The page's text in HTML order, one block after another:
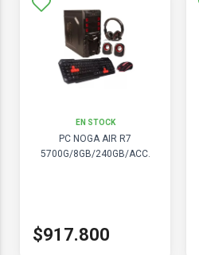
EN STOCK
PC NOGA AIR R7
5700G/8GB/240GB/ACC.
$917.800